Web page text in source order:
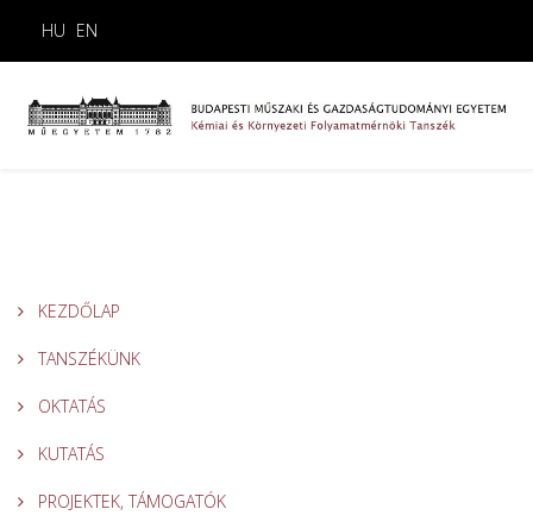
HU EN
KEZDŐLAP
TANSZÉKÜNK
OKTATÁS
KUTATÁS
PROJEKTEK, TÁMOGATÓK